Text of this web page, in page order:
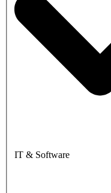
IT & Software